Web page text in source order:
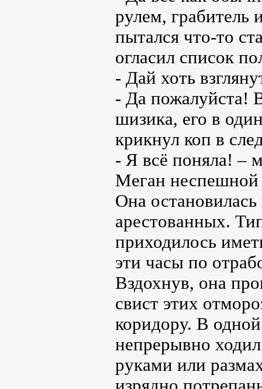
рулем, грабитель
пытался что-то
огласил список
- Дай хоть
- Да пожалуйста!
шизика, его в
крикнул коп в
- Я всё поняла! –
Меган неспешной
Она остановилась
арестованных.
приходилось
эти часы по
Вздохнув, она
свист этих
коридору. В
непрерывно
руками или